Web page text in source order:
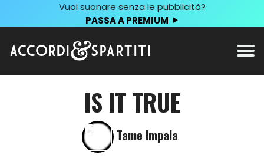
Vuoi suonare senza le pubblicità?
PASSA A PREMIUM
IS IT TRUE
Tame Impala